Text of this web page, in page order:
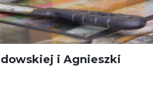
i Agnieszki
w Krakowie